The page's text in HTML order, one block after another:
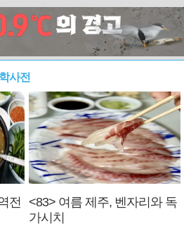
사전
전
<83> 여름 제주, 벤자리와 독
가시치